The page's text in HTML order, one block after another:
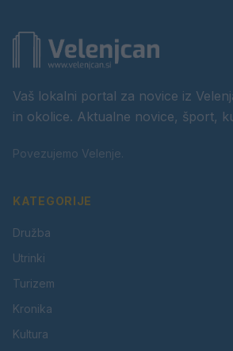
Vaš lokalni portal za novice iz
in okolice. Aktualne novice, šport,
Povezujemo Velenje.
KATEGORIJE
Družba
Utrinki
Turizem
Kronika
Kultura